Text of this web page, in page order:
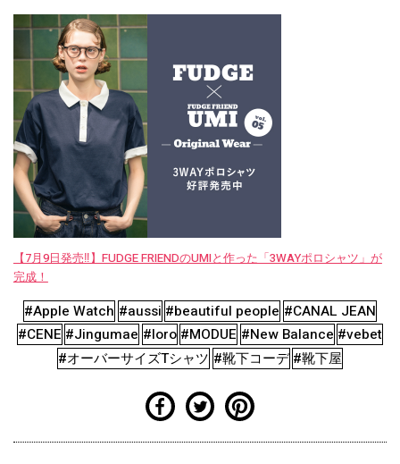
【7月9日発売‼︎】FUDGE FRIENDのUMIと作った「3WAYポロシャツ」が
完成！
#Apple Watch #aussi #beautiful people #CANAL JEAN
#CENE #Jingumae #loro #MODUE #New Balance #vebet
#オーバーサイズTシャツ #靴下コーデ #靴下屋